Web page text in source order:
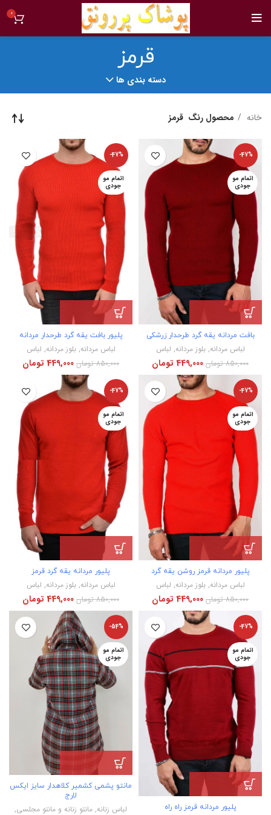
0
قرمز
دسته بندی ها
خانه محصول رنگ قرمز
-47%
اتمام مو
جودی
بافت مردانه یقه گرد طرحدار زرشکی
لباس مردانه,بلوز مردانه, لباس
850,000 تومان 449,000 تومان
-47%
اتمام مو
جودی
پلیور بافت یقه گرد طرحدار مردانه
لباس مردانه,بلوز مردانه, لباس
850,000 تومان 449,000 تومان
-47%
اتمام مو
جودی
پلیور مردانه قرمز روشن یقه گرد
لباس مردانه,بلوز مردانه, لباس
850,000 تومان 449,000 تومان
-47%
اتمام مو
جودی
پلیور مردانه یقه گرد قرمز
لباس مردانه,بلوز مردانه, لباس
850,000 تومان 449,000 تومان
-47%
اتمام مو
جودی
پلیور مردانه قرمز راه راه
-54%
اتمام مو
جودی
مانتو پشمی کشمیر کلاهدار سایز ایکس
لارج
لباس زنانه, مانتو زنانه و مانتو مجلسی,